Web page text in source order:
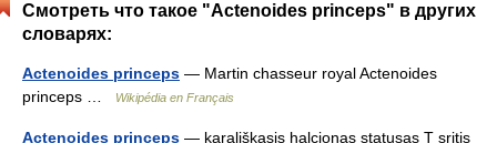
Смотреть что такое "Actenoides princeps" в других
словарях:
Actenoides princeps — Martin chasseur royal Actenoides
princeps …
Wikipédia en Français
Actenoides princeps — karališkasis halcionas statusas T sritis